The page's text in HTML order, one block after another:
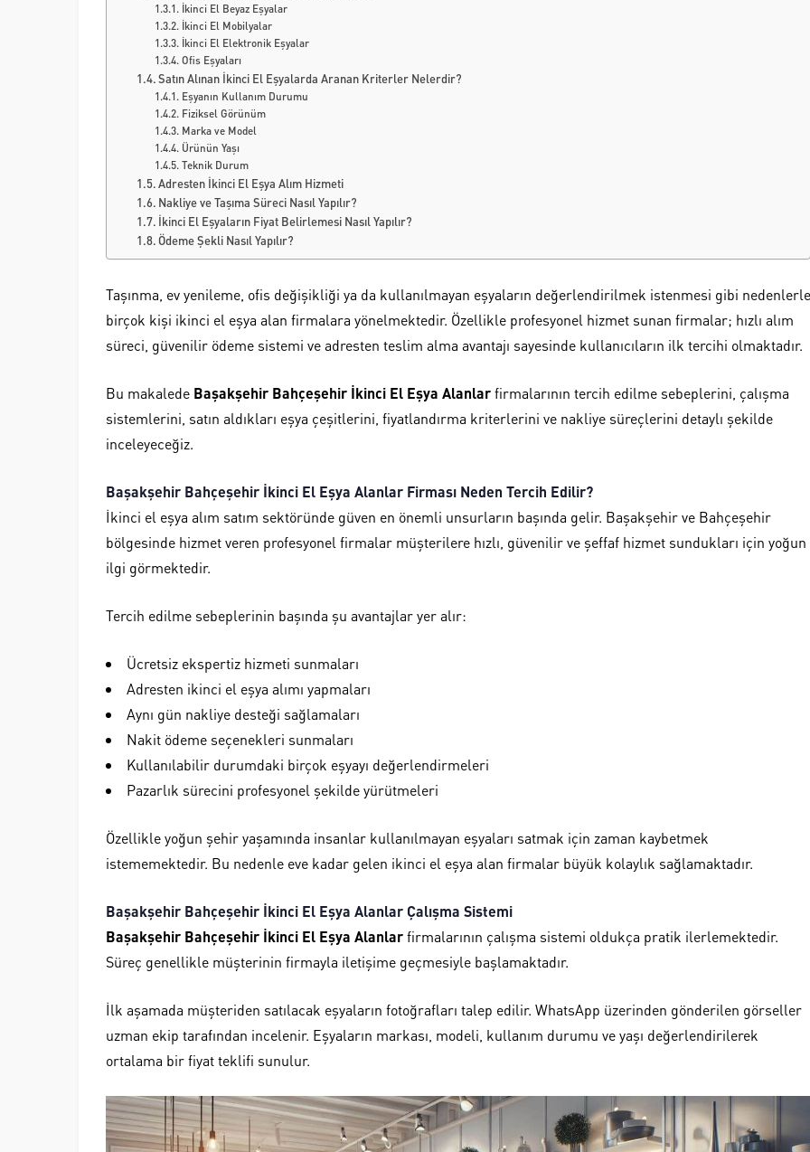
İkinci El Beyaz Eşyalar
İkinci El Mobilyalar
İkinci El Elektronik Eşyalar
Ofis Eşyaları
Satın Alınan İkinci El Eşyalarda Aranan Kriterler Nelerdir?
Eşyanın Kullanım Durumu
Fiziksel Görünüm
Marka ve Model
Ürünün Yaşı
Teknik Durum
Adresten İkinci El Eşya Alım Hizmeti
Nakliye ve Taşıma Süreci Nasıl Yapılır?
İkinci El Eşyaların Fiyat Belirlemesi Nasıl Yapılır?
Ödeme Şekli Nasıl Yapılır?
Taşınma, ev yenileme, ofis değişikliği ya da kullanılmayan eşyaların değerlendirilmek istenmesi gibi nedenlerle
birçok kişi ikinci el eşya alan firmalara yönelmektedir. Özellikle profesyonel hizmet sunan firmalar; hızlı alım
süreci, güvenilir ödeme sistemi ve adresten teslim alma avantajı sayesinde kullanıcıların ilk tercihi olmaktadır.
Bu makalede Başakşehir Bahçeşehir İkinci El Eşya Alanlarfirmalarının tercih edilme sebeplerini, çalışma
sistemlerini, satın aldıkları eşya çeşitlerini, fiyatlandırma kriterlerini ve nakliye süreçlerini detaylı şekilde
inceleyeceğiz.
Başakşehir Bahçeşehir İkinci El Eşya Alanlar Firması Neden Tercih Edilir?
İkinci el eşya alım satım sektöründe güven en önemli unsurların başında gelir. Başakşehir ve Bahçeşehir
bölgesinde hizmet veren profesyonel firmalar müşterilere hızlı, güvenilir ve şeffaf hizmet sundukları için yoğun
ilgi görmektedir.
Tercih edilme sebeplerinin başında şu avantajlar yer alır:
Ücretsiz ekspertiz hizmeti sunmaları
Adresten ikinci el eşya alımı yapmaları
Aynı gün nakliye desteği sağlamaları
Nakit ödeme seçenekleri sunmaları
Kullanılabilir durumdaki birçok eşyayı değerlendirmeleri
Pazarlık sürecini profesyonel şekilde yürütmeleri
Özellikle yoğun şehir yaşamında insanlar kullanılmayan eşyaları satmak için zaman kaybetmek
istememektedir. Bu nedenle eve kadar gelen ikinci el eşya alan firmalar büyük kolaylık sağlamaktadır.
Başakşehir Bahçeşehir İkinci El Eşya Alanlar Çalışma Sistemi
Başakşehir Bahçeşehir İkinci El Eşya Alanlarfirmalarının çalışma sistemi oldukça pratik ilerlemektedir.
Süreç genellikle müşterinin firmayla iletişime geçmesiyle başlamaktadır.
İlk aşamada müşteriden satılacak eşyaların fotoğrafları talep edilir. WhatsApp üzerinden gönderilen görseller
uzman ekip tarafından incelenir. Eşyaların markası, modeli, kullanım durumu ve yaşı değerlendirilerek
ortalama bir fiyat teklifi sunulur.